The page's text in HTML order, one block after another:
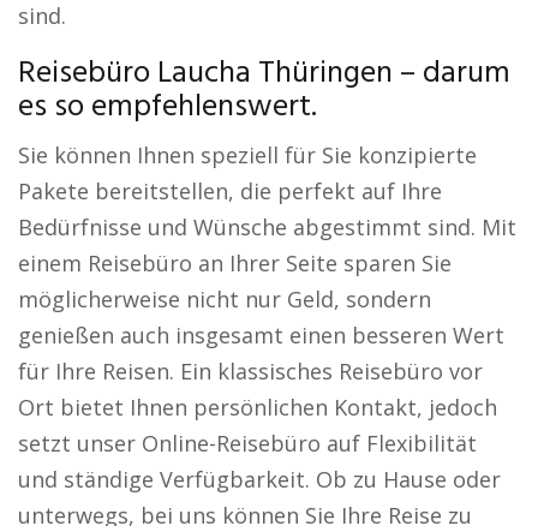
sind.
Reisebüro Laucha Thüringen – darum
es so empfehlenswert.
Sie können Ihnen speziell für Sie konzipierte
Pakete bereitstellen, die perfekt auf Ihre
Bedürfnisse und Wünsche abgestimmt sind. Mit
einem Reisebüro an Ihrer Seite sparen Sie
möglicherweise nicht nur Geld, sondern
genießen auch insgesamt einen besseren Wert
für Ihre Reisen. Ein klassisches Reisebüro vor
Ort bietet Ihnen persönlichen Kontakt, jedoch
setzt unser Online-Reisebüro auf Flexibilität
und ständige Verfügbarkeit. Ob zu Hause oder
unterwegs, bei uns können Sie Ihre Reise zu